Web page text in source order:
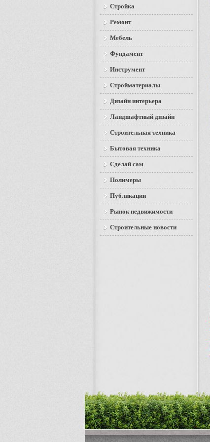
Стройка
Ремонт
Мебель
Фундамент
Инструмент
Стройматериалы
Дизайн интерьера
Ландшафтный дизайн
Строительная техника
Бытовая техника
Сделай сам
Полимеры
Публикации
Рынок недвижимости
Строительные новости